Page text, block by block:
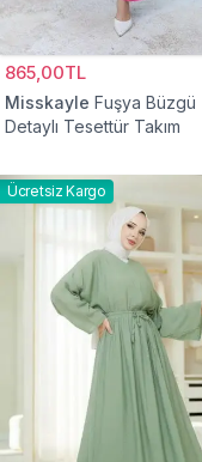
865,00TL
Misskayle Fuşya Büzgü
Detaylı Tesettür Takım
Ücretsiz Kargo